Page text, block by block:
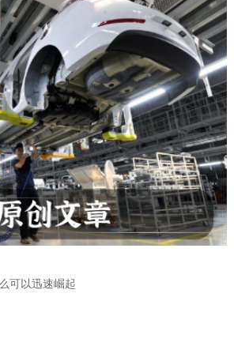
可以迅速崛起